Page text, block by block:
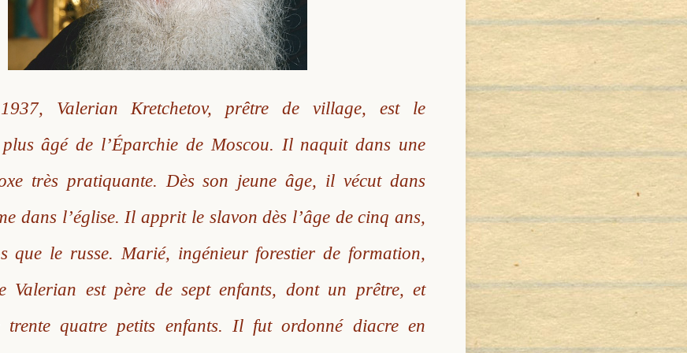
Valerian Kretchetov, prêtre de village, est le
âgé de l’Éparchie de Moscou. Il naquit dans une
très pratiquante. Dès son jeune âge, il vécut dans
dans l’église. Il apprit le slavon dès l’âge de cinq ans,
que le russe. Marié, ingénieur forestier de formation,
Valerian est père de sept enfants, dont un prêtre, et
trente quatre petits enfants. Il fut ordonné diacre en